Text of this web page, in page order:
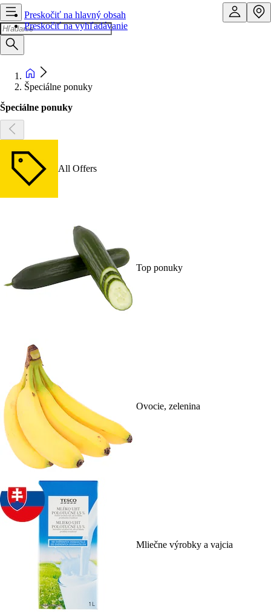
Preskočiť na hlavný obsah
Preskočiť na vyhľadávanie
Špeciálne ponuky
Špeciálne ponuky
All Offers
Top ponuky
Ovocie, zelenina
Mliečne výrobky a vajcia